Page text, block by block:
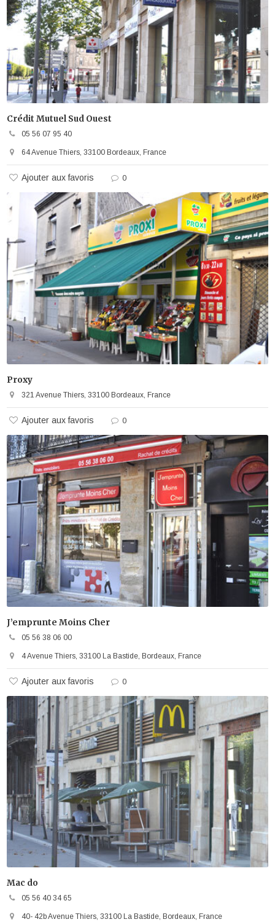
Crédit Mutuel Sud Ouest
05 56 07 95 40
64 Avenue Thiers, 33100 Bordeaux, France
Ajouter aux favoris 0
Proxy
321 Avenue Thiers, 33100 Bordeaux, France
Ajouter aux favoris 0
J’emprunte Moins Cher
05 56 38 06 00
4 Avenue Thiers, 33100 La Bastide, Bordeaux, France
Ajouter aux favoris 0
Mac do
05 56 40 34 65
40- 42b Avenue Thiers, 33100 La Bastide, Bordeaux, France